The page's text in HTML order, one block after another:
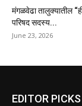
मंगळवेढा तालुक्यातील
परिषद सदस्य...
June 23, 2026
EDITOR PICKS